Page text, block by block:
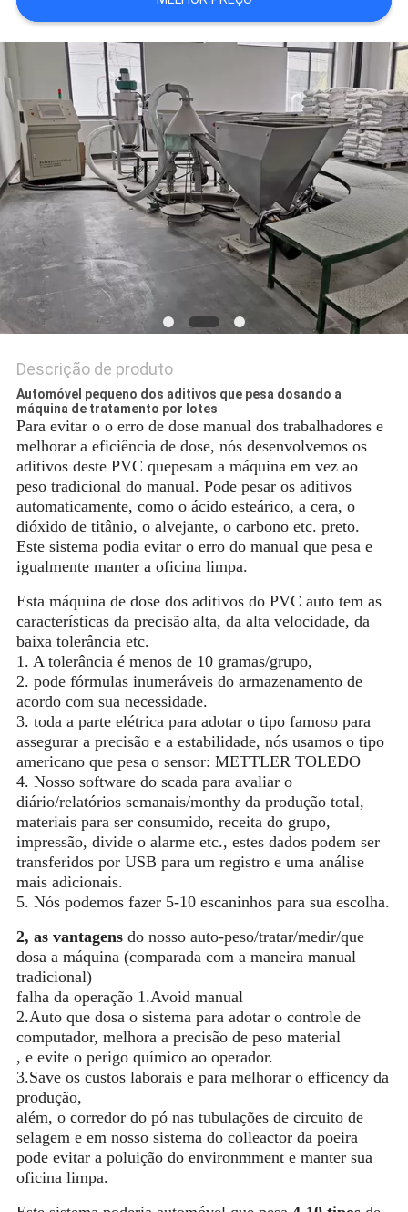
PRIVACY
POLICY
Descrição de produto
Automóvel pequeno dos aditivos que pesa dosando a
máquina de tratamento por lotes
Para evitar o o erro de dose manual dos trabalhadores e
melhorar a eficiência de dose, nós desenvolvemos os
aditivos deste PVC quepesam a máquina em vez ao
peso tradicional do manual. Pode pesar os aditivos
automaticamente, como o ácido esteárico, a cera, o
dióxido de titânio, o alvejante, o carbono etc. preto.
Este sistema podia evitar o erro do manual que pesa e
igualmente manter a oficina limpa.
Esta máquina de dose dos aditivos do PVC auto tem as
características da precisão alta, da alta velocidade, da
baixa tolerância etc.
1. A tolerância é menos de 10 gramas/grupo,
2. pode fórmulas inumeráveis do armazenamento de
acordo com sua necessidade.
3. toda a parte elétrica para adotar o tipo famoso para
assegurar a precisão e a estabilidade, nós usamos o tipo
americano que pesa o sensor: METTLER TOLEDO
4. Nosso software do scada para avaliar o
diário/relatórios semanais/monthy da produção total,
materiais para ser consumido, receita do grupo,
impressão, divide o alarme etc., estes dados podem ser
transferidos por USB para um registro e uma análise
mais adicionais.
5. Nós podemos fazer 5-10 escaninhos para sua escolha.
2, as vantagens do nosso auto-peso/tratar/medir/que
dosa a máquina (comparada com a maneira manual
tradicional)
falha da operação 1.Avoid manual
2.Auto que dosa o sistema para adotar o controle de
computador, melhora a precisão de peso material
, e evite o perigo químico ao operador.
3.Save os custos laborais e para melhorar o efficency da
produção,
além, o corredor do pó nas tubulações de circuito de
selagem e em nosso sistema do colleactor da poeira
pode evitar a poluição do environmment e manter sua
oficina limpa.